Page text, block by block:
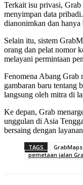
Terkait isu privasi, Grab
menyimpan data
dianonimkan dan
Selain itu, sistem
orang dan pelat nomor
melayani permintaan
Fenomena Abang Grab
gambaran baru tentang
langsung oleh mitra di
Ke depan, Grab
unggulan di Asia
bersaing dengan
TAGS GrabMaps
pemetaan jalan